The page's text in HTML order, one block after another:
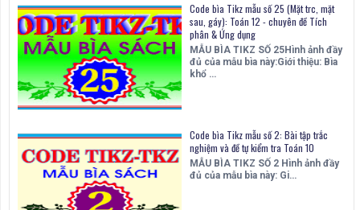
Code bìa Tikz mẫu số 25 (Mặt trc, mặt
sau, gáy): Toán 12 - chuyên đề Tích
phân & Ứng dụng
MẪU BÌA TIKZ SỐ 25Hình ảnh đầy
đủ của mẫu bìa này:Giới thiệu: Bìa
khổ …
Code bìa Tikz mẫu số 2: Bài tập trắc
nghiệm và đề tự kiểm tra Toán 10
MẪU BÌA TIKZ SỐ 2 Hình ảnh đầy
đủ của mẫu bìa này: Gi…